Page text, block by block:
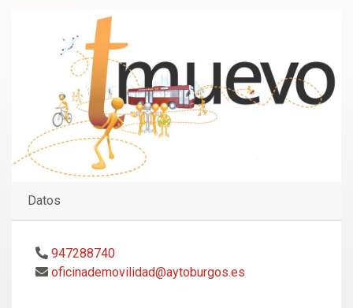
Datos
947288740
oficinademovilidad@aytoburgos.es